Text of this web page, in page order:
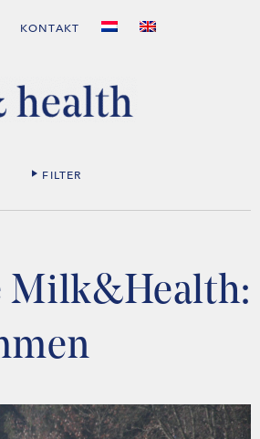
KONTAKT
FILTER
Milk&Health: